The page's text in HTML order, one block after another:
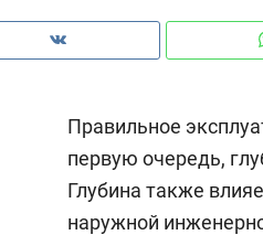
Правильное
первую очередь,
Глубина также
наружной